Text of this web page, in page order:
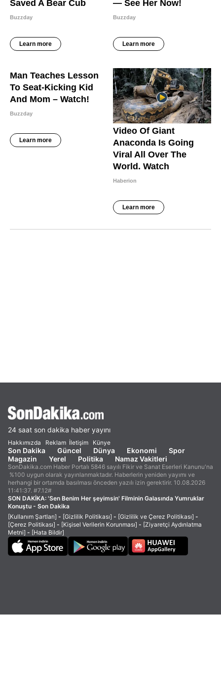
24 saat son dakika haber yayını
Hakkımızda Reklam İletişim Künye
Son Dakika Güncel Dünya Ekonomi
Spor
Magazin
Yerel Politika Namaz Vakitleri
SonDakika.com Haber Portalı 5846 sayılı Fikir ve Sanat Eserleri Kanunu'na
%100 uygun olarak yayınlanmaktadır. Haberlerin yeniden yayımı ve
herhangi bir ortamda basılması önceden yazılı izin gerektirir. 10.08.2026
11:41:37. #7.12#
SON DAKİKA: 'Sen Benim Her şeyimsin' Filminin Galasında Yumruklar
Konuştu - Son Dakika
[Kullanım Şartları] - [Gizlilik Politikası] - [Gizlilik ve Çerez Politikası] -
[Çerez Politikası] - [Kişisel Verilerin Korunması] - [Ziyaretçi Aydınlatma
Metni] - [Hata Bildir]